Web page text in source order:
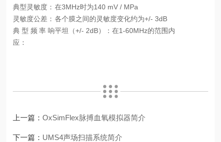
典型灵敏度： 在3MHz时为140 mV / MPa
灵敏度公差： 各个膜之间的灵敏度变化约为+/- 3dB
典型频率响
应：
平坦（+/- 2dB）：在1-60MHz的范围内
上一篇：OxSimFlex脉搏血氧模拟器简介
下一篇： UMS4声场扫描系统简介